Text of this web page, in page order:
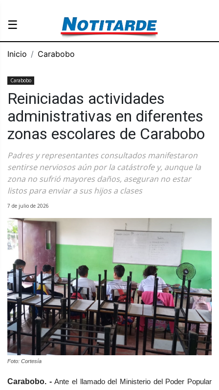
☰
Inicio Carabobo
Carabobo
Reiniciadas actividades
administrativas en diferentes
zonas escolares de Carabobo
Padres y representantes consultados manifestaron
sentirse nerviosos aún por la catástrofe y, aunque la
zona no sufrió mayores daños, aseguran no estar
listos para enviar a sus hijos a clases
7 de julio de 2026
Foto: Cortesía
Carabobo. -Ante el llamado del Ministerio del Poder Popular